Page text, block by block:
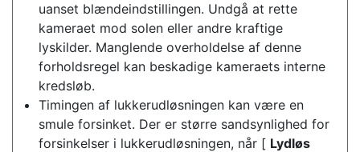
uanset blændeindstillingen. Undgå at rette
kameraet mod solen eller andre kraftige
lyskilder. Manglende overholdelse af denne
forholdsregel kan beskadige kameraets interne
kredsløb.
Timingen af lukkerudløsningen kan være en
smule forsinket. Der er større sandsynlighed for
forsinkelser i lukkerudløsningen, når [ Lydløs